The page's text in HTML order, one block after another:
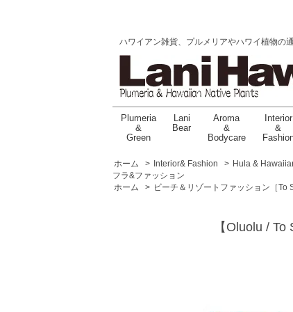
ハワイアン雑貨、プルメリアやハワイ植物の
Plumeria
&
Green
Lani
Bear
Aroma
&
Bodycare
Interior
&
ホーム > Interior& Fashion > Hula &
フラ&ファッション
ホーム
> ビーチ＆リゾートファッション［To
【Oluolu /